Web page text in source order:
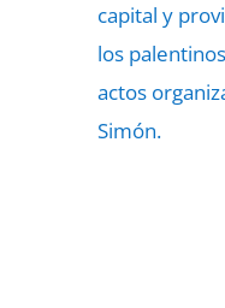
capital y
los
actos
Simón.